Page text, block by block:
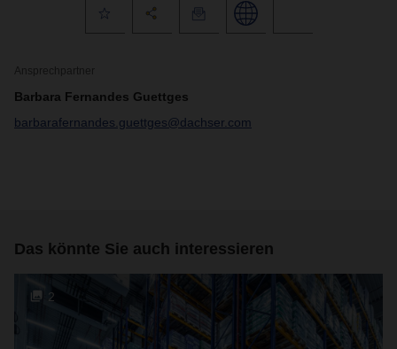
Ansprechpartner
Barbara Fernandes Guettges
barbarafernandes.guettges@dachser.com
Das könnte Sie auch interessieren
2